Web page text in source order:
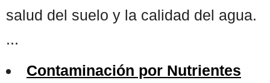
salud del suelo y la calidad del agua.
...
Contaminación por Nutrientes